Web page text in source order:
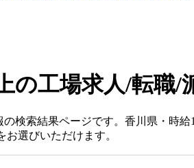
の工場求人/転職/
検索結果ページです。香川県・時
選びいただけます。